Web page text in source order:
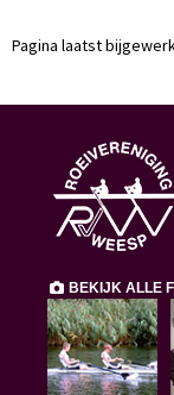
Pagina laatst
BEKIJK ALLE